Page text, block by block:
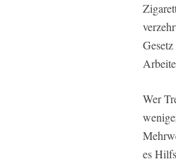
Wer
es